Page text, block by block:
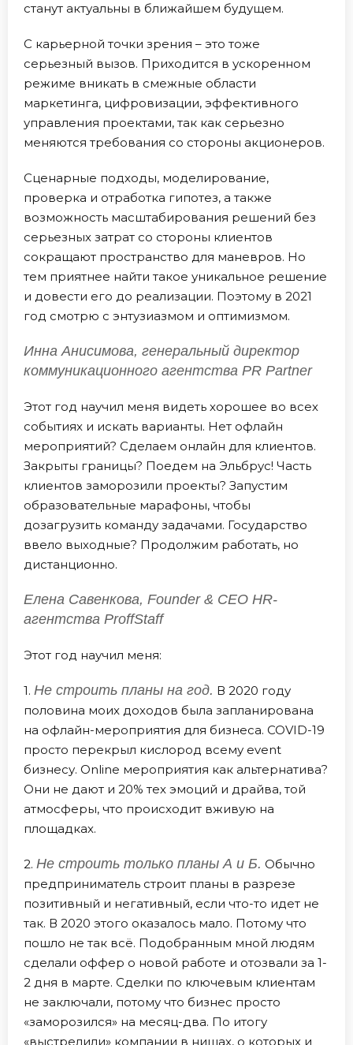
станут актуальны в ближайшем будущем.
С карьерной точки зрения – это тоже
серьезный вызов. Приходится в ускоренном
режиме вникать в смежные области
маркетинга, цифровизации, эффективного
управления проектами, так как серьезно
меняются требования со стороны акционеров.
Сценарные подходы, моделирование,
проверка и отработка гипотез, а также
возможность масштабирования решений без
серьезных затрат со стороны клиентов
сокращают пространство для маневров. Но
тем приятнее найти такое уникальное решение
и довести его до реализации. Поэтому в 2021
год смотрю с энтузиазмом и оптимизмом.
Инна Анисимова, генеральный директор
коммуникационного агентства PR Partner
Этот год научил меня видеть хорошее во всех
событиях и искать варианты. Нет офлайн
мероприятий? Сделаем онлайн для клиентов.
Закрыты границы? Поедем на Эльбрус! Часть
клиентов заморозили проекты? Запустим
образовательные марафоны, чтобы
дозагрузить команду задачами. Государство
ввело выходные? Продолжим работать, но
дистанционно.
Елена Савенкова, Founder & CEO HR-
агентства ProffStaff
Этот год научил меня:
1. Не строить планы на год. В 2020 году
половина моих доходов была запланирована
на офлайн-мероприятия для бизнеса. COVID-19
просто перекрыл кислород всему event
бизнесу. Online мероприятия как альтернатива?
Они не дают и 20% тех эмоций и драйва, той
атмосферы, что происходит вживую на
площадках.
2. Не строить только планы А и Б. Обычно
предприниматель строит планы в разрезе
позитивный и негативный, если что-то идет не
так. В 2020 этого оказалось мало. Потому что
пошло не так всё. Подобранным мной людям
сделали оффер о новой работе и отозвали за 1-
2 дня в марте. Сделки по ключевым клиентам
не заключали, потому что бизнес просто
«заморозился» на месяц-два. По итогу
«выстрелили» компании в нишах, о которых и